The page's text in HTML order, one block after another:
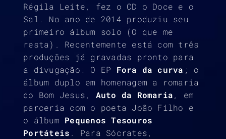
Régila Leite, fez o CD o Doce e o
Sal. No ano de 2014 produziu seu
primeiro álbum solo (O que me
resta). Recentemente está com três
produções já gravadas pronto para
a divugação: O EP Fora da curva ; o
álbum duplo em homenagem a romaria
do Bom Jesus, Auto da Romaria , em
parceria com o poeta João Filho e
o álbum Pequenos Tesouros
Portáteis . Para Sócrates,